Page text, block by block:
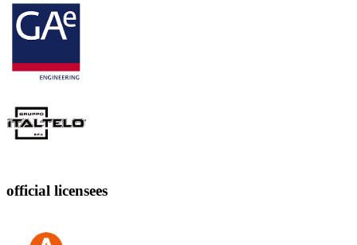
official licensees